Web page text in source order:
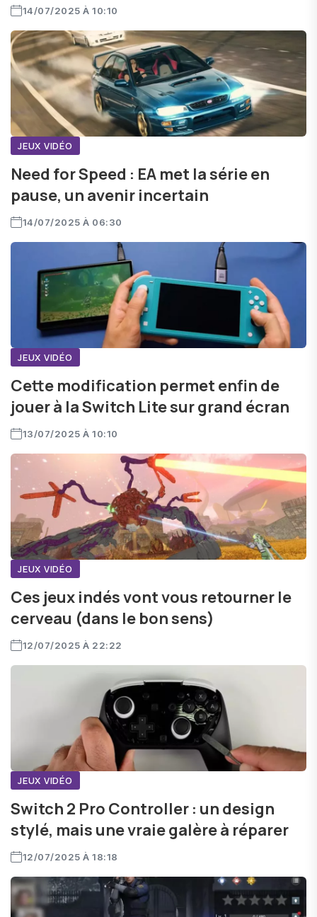
14/07/2025 À 10:10
JEUX VIDÉO
Need for Speed : EA met la série en
pause, un avenir incertain
14/07/2025 À 06:30
JEUX VIDÉO
Cette modification permet enfin de
jouer à la Switch Lite sur grand écran
13/07/2025 À 10:10
JEUX VIDÉO
Ces jeux indés vont vous retourner le
cerveau (dans le bon sens)
12/07/2025 À 22:22
JEUX VIDÉO
Switch 2 Pro Controller : un design
stylé, mais une vraie galère à réparer
12/07/2025 À 18:18